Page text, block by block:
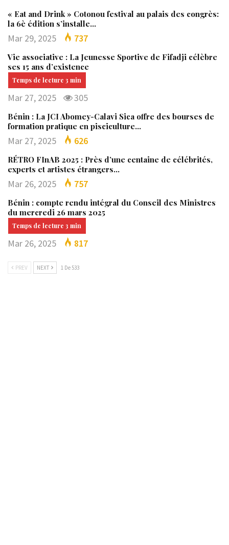
« Eat and Drink » Cotonou festival au palais des congrès:
la 6è édition s’installe…
Mar 29, 2025 737
Vie associative : La Jeunesse Sportive de Fifadji célèbre
ses 15 ans d’existence
Mar 27, 2025 305
Bénin : La JCI Abomey-Calavi Sica offre des bourses de
formation pratique en pisciculture…
Mar 27, 2025 626
RÉTRO FInAB 2025 : Près d’une centaine de célébrités,
experts et artistes étrangers…
Mar 26, 2025 757
Bénin : compte rendu intégral du Conseil des Ministres
du mercredi 26 mars 2025
Mar 26, 2025 817
PREV NEXT 1 De 533